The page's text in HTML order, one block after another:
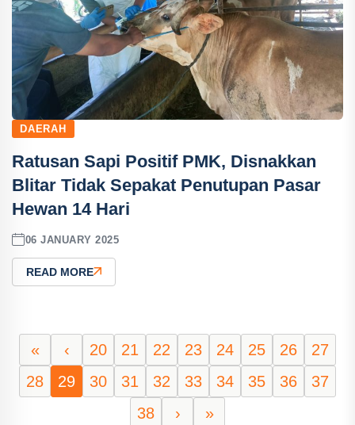
DAERAH
Ratusan Sapi Positif PMK, Disnakkan
Blitar Tidak Sepakat Penutupan Pasar
Hewan 14 Hari
06 JANUARY 2025
READ MORE
« ‹ 20 21 22 23 24 25 26
27
28
29 30 31 32 33 34 35 36
37
38
› »